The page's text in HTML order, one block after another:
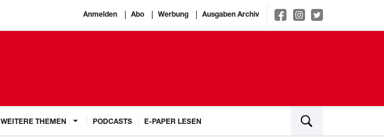
Anmelden Abo Werbung Ausgaben Archiv
WEITERE THEMEN PODCASTS E-PAPER LESEN